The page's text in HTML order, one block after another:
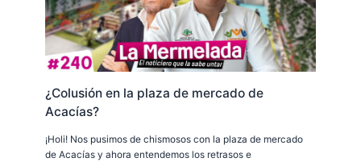
¿Colusión en la plaza de mercado de
Acacías?
¡Holi! Nos pusimos de chismosos con la plaza de mercado
de Acacías y ahora entendemos los retrasos e